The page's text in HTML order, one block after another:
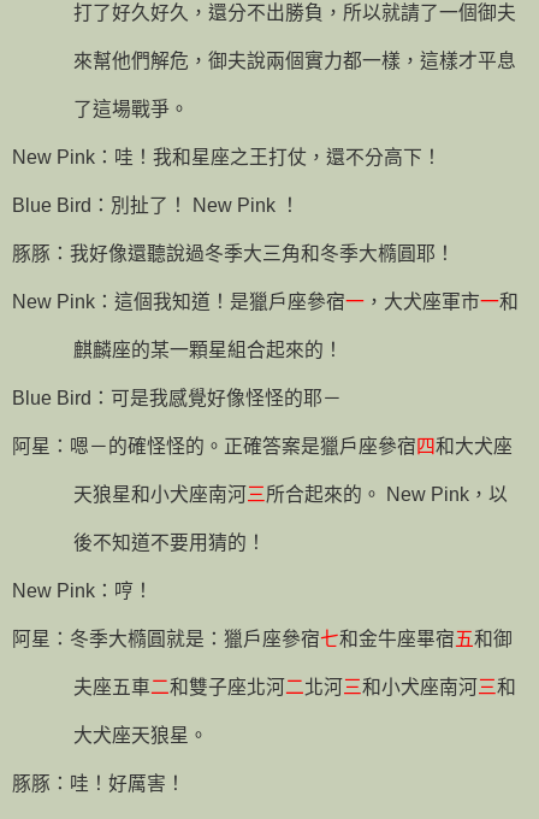
打了好久好久，還分不出勝負，所以就請了一個御夫
來幫他們解危，御夫說兩個實力都一樣，這樣才平息
了這場戰爭。
New Pink ：哇！我和星座之王打仗，還不分高下！
Blue Bird ：別扯了！ New Pink ！
豚豚：我好像還聽說過冬季大三角和冬季大橢圓耶！
New Pink ：這個我知道！是獵戶座參宿一 ，大犬座軍市一和
麒麟座的某一顆星組合起來的！
Blue Bird ：可是我感覺好像怪怪的耶－
阿星：嗯－的確怪怪的。正確答案是獵戶座參宿四和大犬座
天狼星和小犬座南河三所合起來的。 New Pink ，以
後不知道不要用猜的！
New Pink ：哼！
阿星：冬季大橢圓就是：獵戶座參宿七和金牛座畢宿五和御
夫座五車二和雙子座北河二北河三和小犬座南河三和
大犬座天狼星。
豚豚：哇！好厲害！